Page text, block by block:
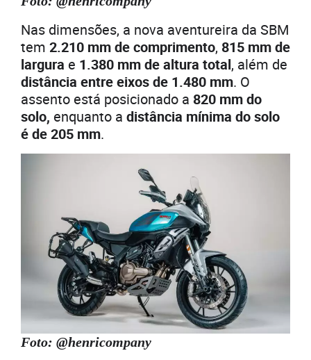
Nas dimensões, a nova aventureira da SBM
tem 2.210 mm de comprimento, 815 mm de
largura e 1.380 mm de altura total, além de
distância entre eixos de 1.480 mm. O
assento está posicionado a 820 mm do
solo, enquanto a distância mínima do solo
é de 205 mm.
Foto: @henricompany